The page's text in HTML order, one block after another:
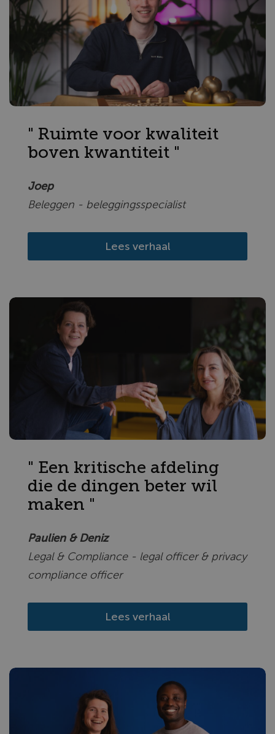
" Ruimte voor kwaliteit
boven kwantiteit "
Joep
Beleggen - beleggingsspecialist
Lees verhaal
" Een kritische afdeling
die de dingen beter wil
maken "
Paulien & Deniz
Legal & Compliance - legal officer & privacy
compliance officer
Lees verhaal